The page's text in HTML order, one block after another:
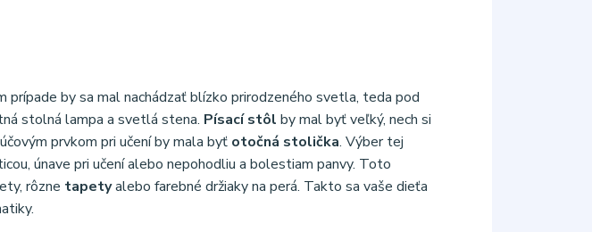
by sa mal nachádzať blízko prirodzeného svetla, teda pod
stolná lampa a svetlá stena. Písací stôl by mal byť veľký, nech si
prvkom pri učení by mala byť otočná stolička. Výber tej
únave pri učení alebo nepohodliu a bolestiam panvy. Toto
rôzne tapetyalebo farebné držiaky na perá. Takto sa vaše dieťa